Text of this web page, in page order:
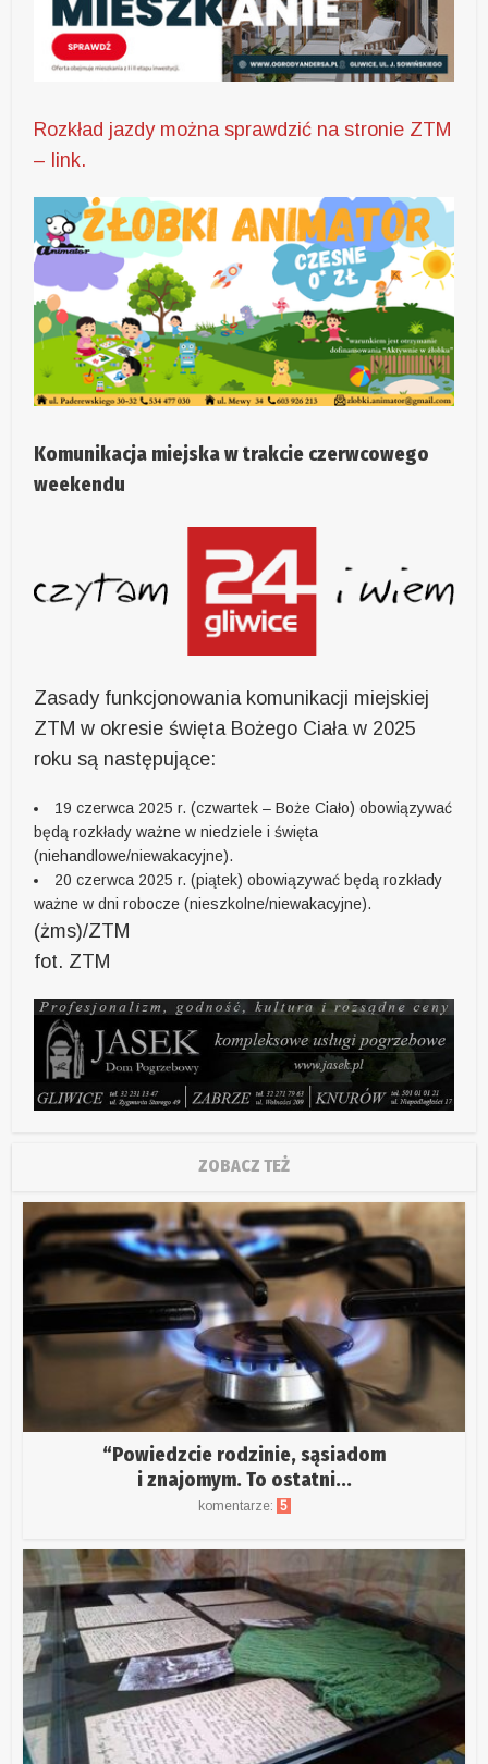
Rozkład jazdy można sprawdzić na stronie ZTM
– link.
Komunikacja miejska w trakcie czerwcowego
weekendu
Zasady funkcjonowania komunikacji miejskiej
ZTM w okresie święta Bożego Ciała w 2025
roku są następujące:
19 czerwca 2025 r. (czwartek – Boże Ciało) obowiązywać
będą rozkłady ważne w niedziele i święta
(niehandlowe/niewakacyjne).
20 czerwca 2025 r. (piątek) obowiązywać będą rozkłady
ważne w dni robocze (nieszkolne/niewakacyjne).
(żms)/ZTM
fot. ZTM
ZOBACZ TEŻ
“Powiedzcie rodzinie, sąsiadom
i znajomym. To ostatni...
komentarze: 5